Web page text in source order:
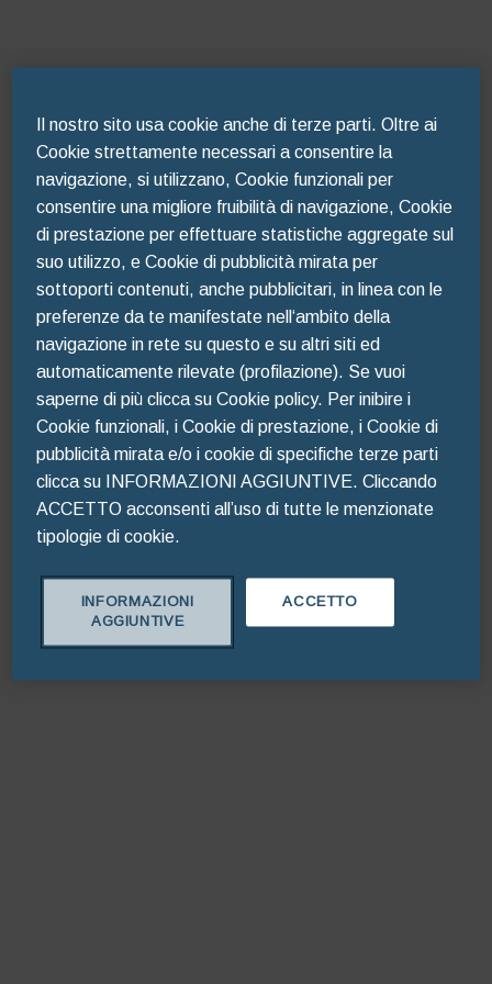
Oops!
Something went wrong. Please try
refreshing the app
Il nostro sito usa cookie anche di terze parti. Oltre ai
Cookie strettamente necessari a consentire la
navigazione, si utilizzano, Cookie funzionali per
consentire una migliore fruibilità di navigazione, Cookie
di prestazione per effettuare statistiche aggregate sul
suo utilizzo, e Cookie di pubblicità mirata per
sottoporti contenuti, anche pubblicitari, in linea con le
preferenze da te manifestate nell‘ambito della
navigazione in rete su questo e su altri siti ed
automaticamente rilevate (profilazione). Se vuoi
saperne di più clicca su Cookie policy. Per inibire i
Cookie funzionali, i Cookie di prestazione, i Cookie di
pubblicità mirata e/o i cookie di specifiche terze parti
clicca su INFORMAZIONI AGGIUNTIVE. Cliccando
ACCETTO acconsenti all’uso di tutte le menzionate
tipologie di cookie.
ACCETTO
INFORMAZIONI
AGGIUNTIVE